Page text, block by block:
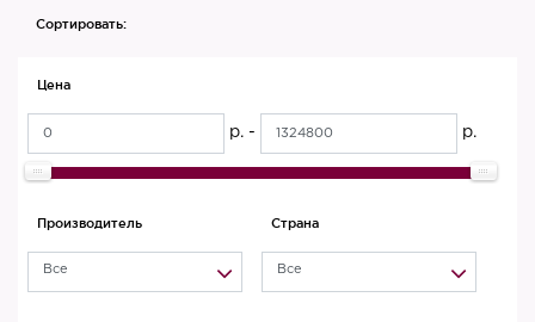
Сортировать:
Цена
р. - р.
Производитель
Все
Страна
Все